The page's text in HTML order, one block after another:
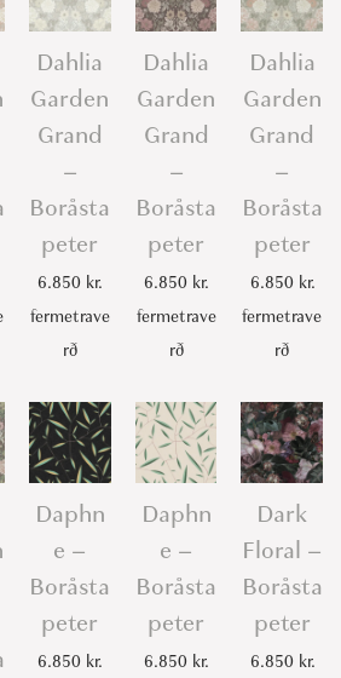
Dahlia
Garden
Grand
–
Boråsta
peter
6.850 kr.
fermetrave
rð
Dahlia
Garden
Grand
–
Boråsta
peter
6.850 kr.
fermetrave
rð
Dahlia
Garden
Grand
–
Boråsta
peter
6.850 kr.
fermetrave
rð
Daphn
e –
Boråsta
peter
6.850 kr.
Daphn
e –
Boråsta
peter
6.850 kr.
Dark
Floral –
Boråsta
peter
6.850 kr.